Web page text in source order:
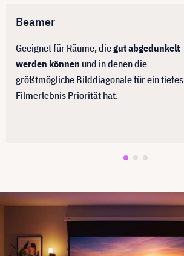
Beamer
Geeignet für Räume, diegut abgedunkelt
werden können und in denen die
größtmögliche Bilddiagonale für ein tiefes
Filmerlebnis Priorität hat.